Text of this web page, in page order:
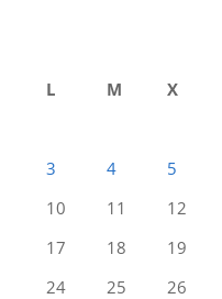
L
M X
3
4 5
10
11 12
17
18 19
24
25 26